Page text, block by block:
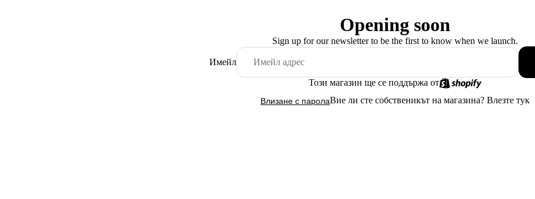
Opening soon
Sign up for our newsletter to be the first to know when we launch.
Имейл
Този магазин ще се поддържа от
Влизане с паролаВие ли сте собственикът на магазина? Влезте тук